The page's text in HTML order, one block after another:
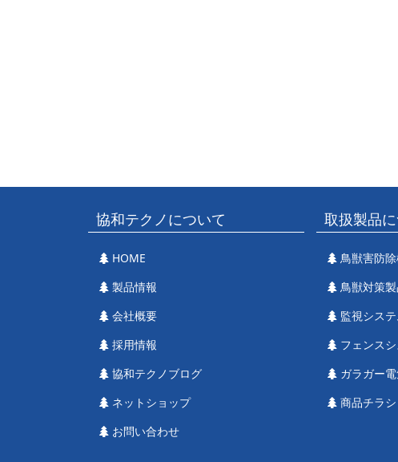
協和テクノについて
HOME
製品情報
会社概要
採用情報
協和テクノブログ
ネットショップ
お問い合わせ
取扱製品
鳥獣害防
鳥獣対策
監視シス
フェンス
ガラガー
商品チラシ